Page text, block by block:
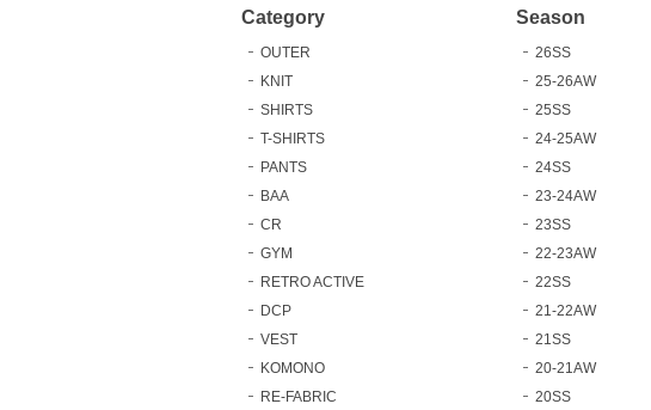
Category
OUTER
KNIT
SHIRTS
T-SHIRTS
PANTS
BAA
CR
GYM
RETRO ACTIVE
DCP
VEST
KOMONO
RE-FABRIC
Season
26SS
25-26AW
25SS
24-25AW
24SS
23-24AW
23SS
22-23AW
22SS
21-22AW
21SS
20-21AW
20SS